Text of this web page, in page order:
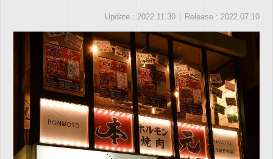
Update : 2022.11.30｜ Release : 2022.07.10